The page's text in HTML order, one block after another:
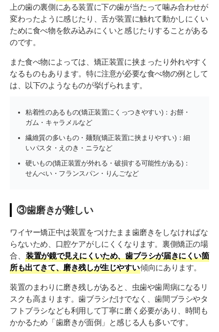
上の歯の裏側にある装置に下の歯が当たって噛み合わせが
変わったように感じたり、舌が装置に触れて動かしにくい
ために食べ物を飲み込みにくいと感じたりすることがある
のです。
また食べ物によっては、矯正装置に挟まったり外れやすく
なるものもあります。特に注意が必要な食べ物の例として
は、以下のようなものが挙げられます。
粘着性のあるもの(矯正装置にくっつきやすい)：お餅・
ガム・キャラメルなど
繊維質の多いもの・麺類(矯正装置に挟まりやすい)：細
いパスタ・えのき・ニラなど
硬いもの(矯正装置が外れる・破損する可能性がある)：
せんべい・フランスパン・りんごなど
③歯磨きが難しい
ワイヤー矯正中は装置をつけたまま歯磨きをしなければな
らないため、口腔ケアがしにくくなります。裏側矯正の場
合、
装置が鏡で見えにくいため、歯ブラシが届きにくい箇
所も出てきて、磨き残しが生じやすい傾向にあります。
装置のまわりに磨き残しがあると、虫歯や歯周病になるリ
スクも高まります。歯ブラシだけでなく、歯間ブラシやタ
フトブラシなども利用して丁寧に磨く必要があり、時間も
かかるため「歯磨きが面倒」と感じる人も多いです。